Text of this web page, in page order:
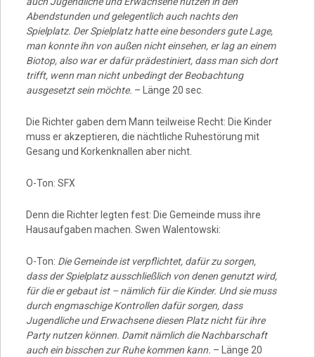
Abendstunden und gelegentlich auch nachts den
Spielplatz. Der Spielplatz hatte eine besonders gute Lage,
man konnte ihn von außen nicht einsehen, er lag an einem
Biotop, also war er dafür prädestiniert, dass man sich dort
trifft, wenn man nicht unbedingt der Beobachtung
ausgesetzt sein möchte. – Länge 20 sec.
Die Richter gaben dem Mann teilweise Recht: Die Kinder
muss er akzeptieren, die nächtliche Ruhestörung mit
Gesang und Korkenknallen aber nicht.
O-Ton: SFX
Denn die Richter legten fest: Die Gemeinde muss ihre
Hausaufgaben machen. Swen Walentowski:
O-Ton: Die Gemeinde ist verpflichtet, dafür zu sorgen,
dass der Spielplatz ausschließlich von denen genutzt wird,
für die er gebaut ist – nämlich für die Kinder. Und sie muss
durch engmaschige Kontrollen dafür sorgen, dass
Jugendliche und Erwachsene diesen Platz nicht für ihre
Party nutzen können. Damit nämlich die Nachbarschaft
auch ein bisschen zur Ruhe kommen kann. – Länge 20